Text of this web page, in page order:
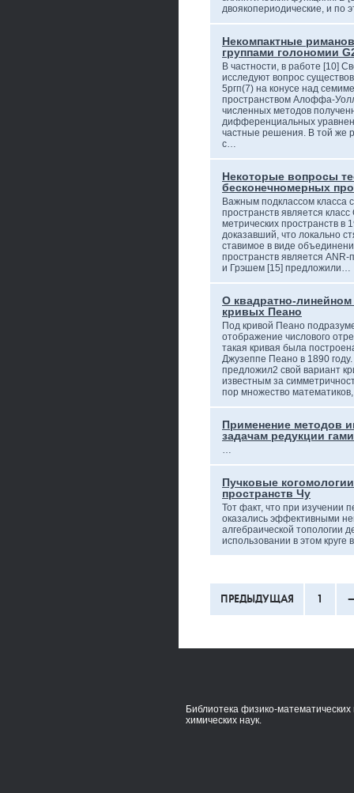
двоякопериодические, и
Некомпактные
группами голономии
В частности, в работе [10]
исследуют вопрос
5ргп(7) на конусе над
пространством Алоффа-
численных методов
дифференциальных
частные решения. В той же
с…
Некоторые вопросы
бесконечномерных
Важным подклассом класса
пространств является
метрических пространств в
доказавший, что локально
ставимое в виде
пространств является
и Грэшем [15] предложили…
О квадратно-
кривых Пеано
Под кривой Пеано
отображение числового
такая кривая была
Джузеппе Пеано в 1890
предложил2 свой вариант
известным за
пор множество
Применение методов
задачам редукции
…
Пучковые
пространств Чу
Тот факт, что при изучении
оказались эффективными
алгебраической топологии
использовании в этом
ПРЕДЫДУЩАЯ 1
Библиотека физико-математических
химических наук.